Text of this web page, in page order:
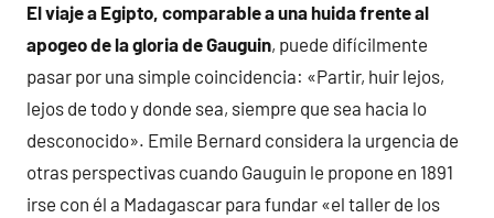
El viaje a Egipto, comparable a una huida frente al
apogeo de la gloria de Gauguin, puede difícilmente
pasar por una simple coincidencia: «Partir, huir lejos,
lejos de todo y donde sea, siempre que sea hacia lo
desconocido». Emile Bernard considera la urgencia de
otras perspectivas cuando Gauguin le propone en 1891
irse con él a Madagascar para fundar «el taller de los